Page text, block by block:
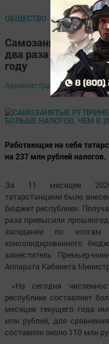
ОБЩЕСТВО
Самозанятые РТ
два раза больше
году
Администратор, 19
Работающие на себя
на 237 млн рублей налогов.
За 11 месяцев
татарстанцами было
бюджет республики.
раза превысили
заседании по итогам
консолидированного
заместитель Премьер-
Аппарата Кабинета
«На сегодня
республике составляет
месяцев текущего года
млн рублей, для
составили около 110 млн